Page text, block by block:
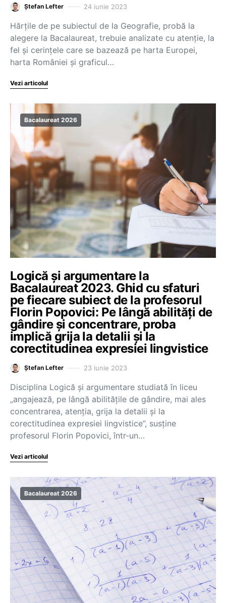
Ștefan Lefter 24 iunie 2023
Hărțile de pe subiectul de la Geografie, probă la
alegere la Bacalaureat, trebuie analizate cu atenție, la
fel și cerințele care se bazează pe harta Europei,
harta României și graficul…
Vezi articolul
Bacalaureat 2026
Logică și argumentare la
Bacalaureat 2023. Ghid cu sfaturi
pe fiecare subiect de la profesorul
Florin Popovici: Pe lângă abilități de
gândire și concentrare, proba
implică grija la detalii și la
corectitudinea expresiei lingvistice
Ștefan Lefter 23 iunie 2023
Disciplina Logică și argumentare studiată în liceu
„angajează, pe lângă abilitățile de gândire, mai ales
concentrarea, atenția, grija la detalii și la
corectitudinea expresiei lingvistice”, susține
profesorul Florin Popovici, într-un…
Vezi articolul
Bacalaureat 2026